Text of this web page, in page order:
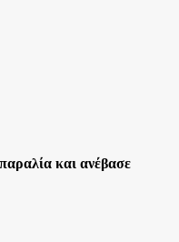
και ανέβασε